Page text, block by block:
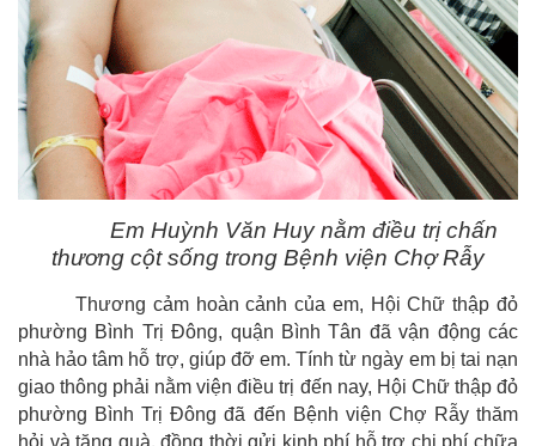
Em Huỳnh Văn Huy nằm điều trị chấn
thương cột sống trong Bệnh viện Chợ Rẫy
Thương cảm hoàn cảnh của em, Hội Chữ thập đỏ
phường Bình Trị Đông, quận Bình Tân đã vận động các
nhà hảo tâm hỗ trợ, giúp đỡ em. Tính từ ngày em bị tai nạn
giao thông phải nằm viện điều trị đến nay, Hội Chữ thập đỏ
phường Bình Trị Đông đã đến Bệnh viện Chợ Rẫy thăm
hỏi và tặng quà, đồng thời gửi kinh phí hỗ trợ chi phí chữa